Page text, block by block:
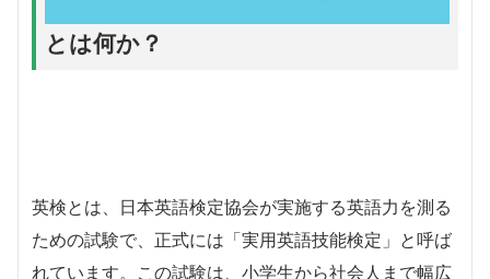
とは何か？
英検とは、日本英語検定協会が実施する英語力を測る
ための試験で、正式には「実用英語技能検定」と呼ば
れています。この試験は、小学生から社会人まで幅広